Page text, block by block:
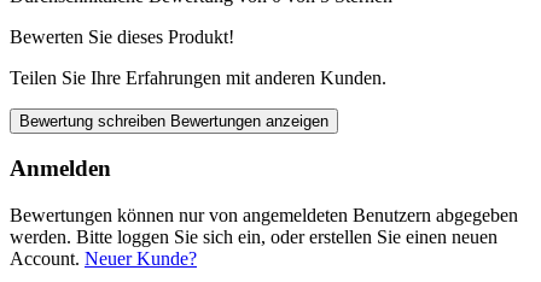
Bewerten Sie dieses Produkt!
Teilen Sie Ihre Erfahrungen mit anderen Kunden.
Bewertung schreiben Bewertungen anzeigen
Anmelden
Bewertungen können nur von angemeldeten Benutzern abgegeben
werden. Bitte loggen Sie sich ein, oder erstellen Sie einen neuen
Account. Neuer Kunde?